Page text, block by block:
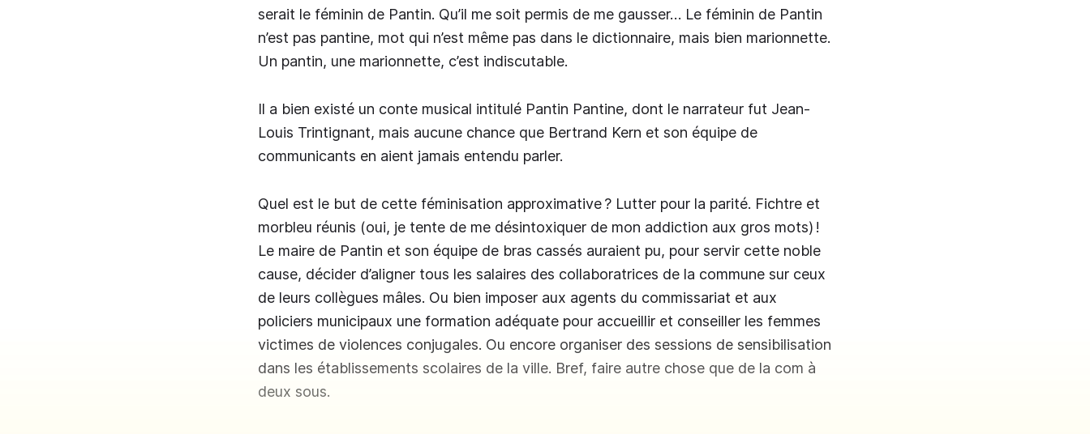
serait le féminin de Pantin. Qu’il me soit permis de me gausser… Le féminin de Pantin
n’est pas pantine, mot qui n’est même pas dans le dictionnaire, mais bien marionnette.
Un pantin, une marionnette, c’est indiscutable.
Il a bien existé un conte musical intitulé Pantin Pantine, dont le narrateur fut Jean-
Louis Trintignant, mais aucune chance que Bertrand Kern et son équipe de
communicants en aient jamais entendu parler.
Quel est le but de cette féminisation approximative ? Lutter pour la parité. Fichtre et
morbleu réunis (oui, je tente de me désintoxiquer de mon addiction aux gros mots) !
Le maire de Pantin et son équipe de bras cassés auraient pu, pour servir cette noble
cause, décider d’aligner tous les salaires des collaboratrices de la commune sur ceux
de leurs collègues mâles. Ou bien imposer aux agents du commissariat et aux
policiers municipaux une formation adéquate pour accueillir et conseiller les femmes
victimes de violences conjugales. Ou encore organiser des sessions de sensibilisation
dans les établissements scolaires de la ville. Bref, faire autre chose que de la com à
deux sous.